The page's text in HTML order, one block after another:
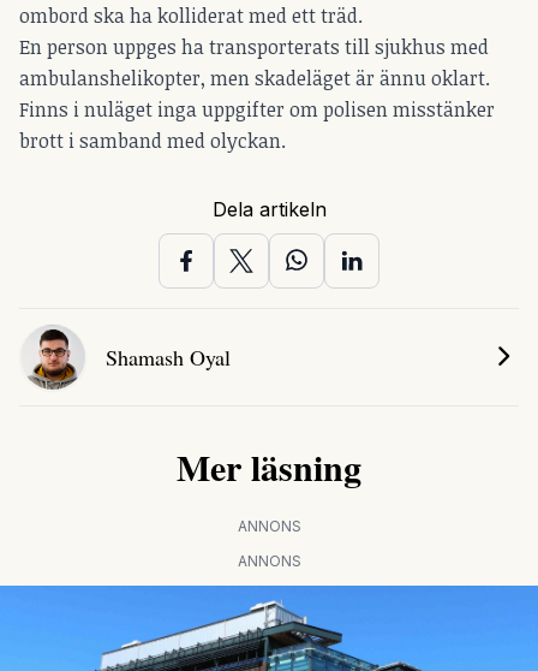
ombord ska ha kolliderat med ett träd.
En person uppges ha transporterats till sjukhus med
ambulanshelikopter, men skadeläget är ännu oklart.
Finns i nuläget inga uppgifter om polisen misstänker
brott i samband med olyckan.
Dela artikeln
Shamash Oyal
Mer läsning
ANNONS
ANNONS